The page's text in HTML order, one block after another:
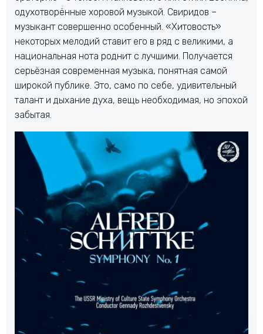
одухотворённые хоровой музыкой. Свиридов –
музыкант совершенно особенный. «Хитовость»
некоторых мелодий ставит его в ряд с великими, а
национальная нота роднит с лучшими. Получается
серьёзная современная музыка, понятная самой
широкой публике. Это, само по себе, удивительный
талант и дыхание духа, вещь необходимая, но эпохой
забытая.